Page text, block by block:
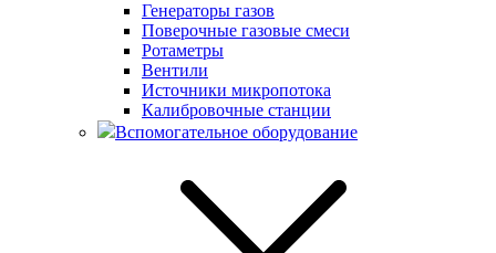
Генераторы газов
Поверочные газовые смеси
Ротаметры
Вентили
Источники микропотока
Калибровочные станции
Вспомогательное оборудование